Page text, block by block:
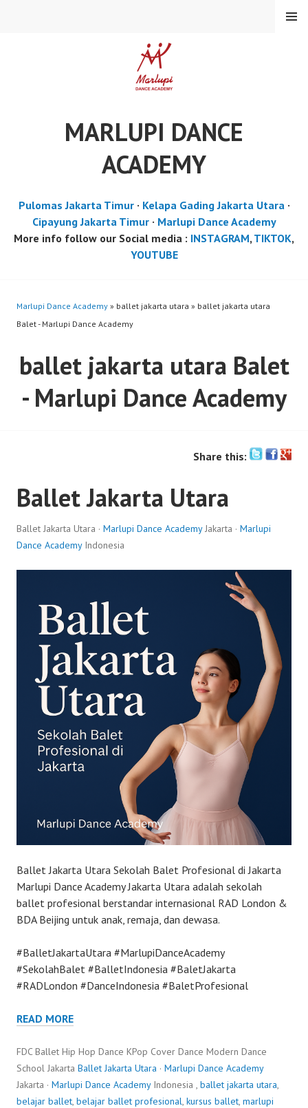
MARLUPI DANCE
ACADEMY
MENU
Pulomas Jakarta Timur· Kelapa Gading Jakarta Utara·
Cipayung Jakarta Timur· Marlupi Dance Academy
More info follow our Social media : INSTAGRAM, TIKTOK,
YOUTUBE
Marlupi Dance Academy » ballet jakarta utara » ballet jakarta utara
Balet - Marlupi Dance Academy
ballet jakarta utara Balet
- Marlupi Dance Academy
Share this:
Ballet Jakarta Utara
Ballet Jakarta Utara · Marlupi Dance AcademyJakarta · Marlupi
Dance AcademyIndonesia
Ballet Jakarta Utara Sekolah Balet Profesional di Jakarta
Marlupi Dance Academy Jakarta Utara adalah sekolah
ballet profesional berstandar internasional RAD London &
BDA Beijing untuk anak, remaja, dan dewasa.
#BalletJakartaUtara #MarlupiDanceAcademy
#SekolahBalet #BalletIndonesia #BaletJakarta
#RADLondon #DanceIndonesia #BaletProfesional
READ MORE
FDC Ballet Hip Hop Dance KPop Cover Dance Modern Dance
School Jakarta Ballet Jakarta Utara · Marlupi Dance Academy
Jakarta · Marlupi Dance AcademyIndonesia , ballet jakarta utara,
belajar ballet, belajar ballet profesional, kursus ballet, marlupi